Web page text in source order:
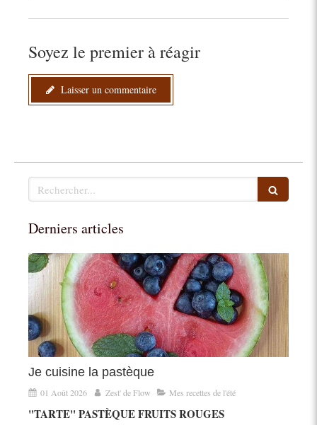
Soyez le premier à réagir
Laisser un commentaire
Rechercher
Derniers articles
Je cuisine la pastèque
01 Août 2026 Zest' de Flow Mes recettes de l'été
"TARTE" PASTÈQUE FRUITS ROUGES